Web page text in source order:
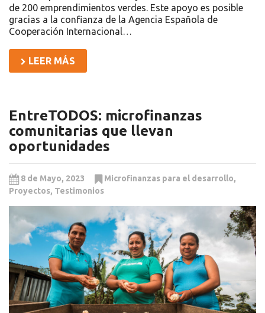
de 200 emprendimientos verdes. Este apoyo es posible
gracias a la confianza de la Agencia Española de
Cooperación Internacional…
LEER MÁS
EntreTODOS: microfinanzas
comunitarias que llevan
oportunidades
8 de Mayo, 2023 Microfinanzas para el desarrollo,
Proyectos, Testimonios